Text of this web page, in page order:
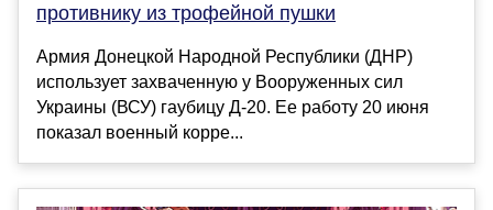
противнику из трофейной пушки
Армия Донецкой Народной Республики (ДНР)
использует захваченную у Вооруженных сил
Украины (ВСУ) гаубицу Д-20. Ее работу 20 июня
показал военный корре...